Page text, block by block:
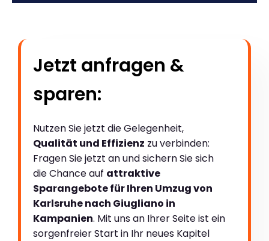
Jetzt anfragen &
sparen:
Nutzen Sie jetzt die Gelegenheit,
Qualität und Effizienz zu verbinden:
Fragen Sie jetzt an und sichern Sie sich
die Chance auf attraktive
Sparangebote für Ihren Umzug von
Karlsruhe nach Giugliano in
Kampanien. Mit uns an Ihrer Seite ist ein
sorgenfreier Start in Ihr neues Kapitel